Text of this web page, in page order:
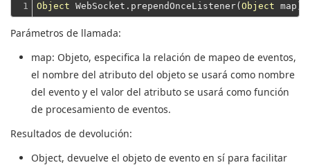
1 Object WebSocket.prependOnceListener( Object
Parámetros de llamada:
map: Objeto, especifica la relación de mapeo de eventos,
el nombre del atributo del objeto se usará como nombre
del evento y el valor del atributo se usará como función
de procesamiento de eventos.
Resultados de devolución:
Object, devuelve el objeto de evento en sí para facilitar